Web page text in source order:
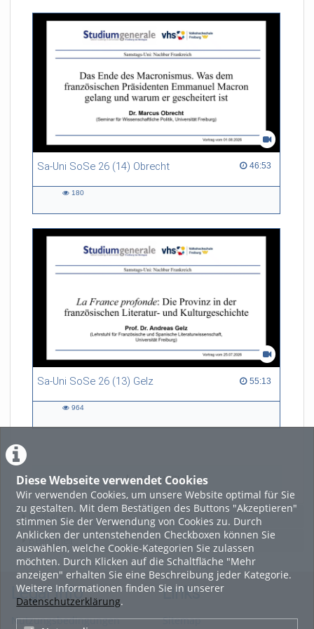
Diese Webseite verwendet Cookies
Wir verwenden Cookies, um unsere Website optimal für Sie
zu gestalten. Mit dem Bestätigen des Buttons "Akzeptieren"
stimmen Sie der Verwendung von Cookies zu. Durch
Anklicken der untenstehenden Checkboxen können Sie
auswählen, welche Cookie-Kategorien Sie zulassen
möchten. Durch Klicken auf die Schaltfläche "Mehr
anzeigen" erhalten Sie eine Beschreibung jeder Kategorie.
Weitere Informationen finden Sie in unserer
Datenschutzerklärung.
Sa-Uni SoSe 26 (14) Obrecht 46:53
46:53 duration
180
Sa-Uni SoSe 26 (13) Gelz 55:13
55:13 duration
964
LADE MEHR
Featured
Beliebtheit
Legal Info
Nutzungsbedingungen
Links
Sitemap